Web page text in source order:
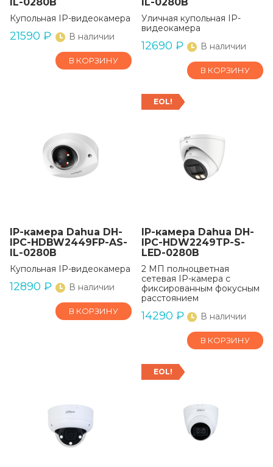
Купольная IP-видеокамера
21590 ₽ В наличии
В КОРЗИНУ
Уличная купольная IP-
видеокамера
12690 ₽ В наличии
В КОРЗИНУ
IP-камера Dahua DH-
IPC-HDBW2449FP-AS-
IL-0280B
Купольная IP-видеокамера
12890 ₽ В наличии
В КОРЗИНУ
EOL!
IP-камера Dahua DH-
IPC-HDW2249TP-S-
LED-0280B
2 МП полноцветная
сетевая IP-камера с
фиксированным фокусным
расстоянием
14290 ₽ В наличии
В КОРЗИНУ
EOL!